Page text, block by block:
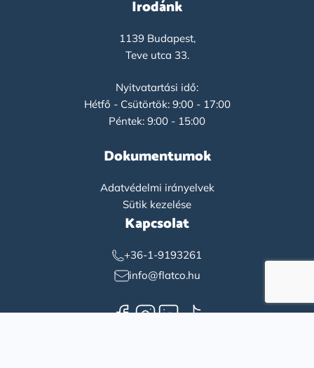
Irodánk
1139 Budapest,
Teve utca 33.
Nyitvatartási idő:
Hétfő - Csütörtök: 9:00 - 17:00
Péntek: 9:00 - 15:00
Dokumentumok
Adatvédelmi irányelvek
Sütik kezelése
Kapcsolat
+36-1-9193261
info@flatco.hu